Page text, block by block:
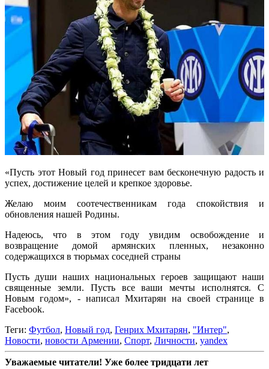
«Пусть этот Новый год принесет вам бесконечную радость и
успех, достижение целей и крепкое здоровье.
Желаю моим соотечественникам года спокойствия и
обновления нашей Родины.
Надеюсь, что в этом году увидим освобождение и
возвращение домой армянских пленных, незаконно
содержащихся в тюрьмах соседней страны
Пусть души наших национальных героев защищают наши
священные земли. Пусть все ваши мечты исполнятся. С
Новым годом», - написал Мхитарян на своей странице в
Facebook.
Теги: Футбол, Новый год, Генрих Мхитарян, "Интер",
Новости, новости Армении, Спорт, Личности, yandex
Уважаемые читатели! Уже более тридцати лет